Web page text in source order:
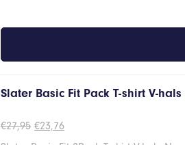
Slater Basic Fit Pack T-shirt V-
€27,95 Oorspronkelijke
€23,76Huidige